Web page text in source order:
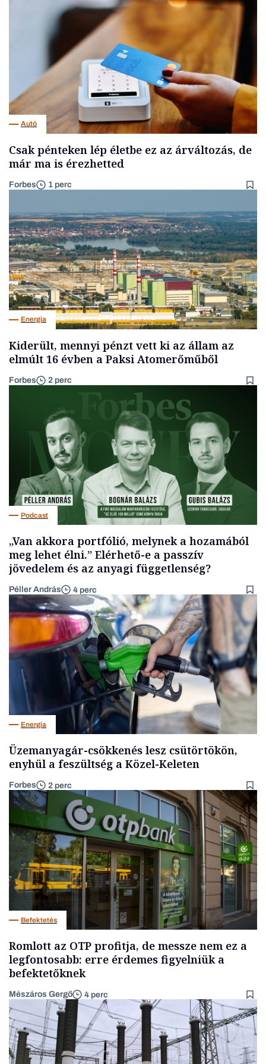
Autó
Csak pénteken lép életbe ez az árváltozás, de
már ma is érezhetted
Forbes 1 perc
Energia
Kiderült, mennyi pénzt vett ki az állam az
elmúlt 16 évben a Paksi Atomerőműből
Forbes 2 perc
Podcast
„Van akkora portfólió, melynek a hozamából
meg lehet élni.” Elérhető-e a passzív
jövedelem és az anyagi függetlenség?
Péller András 4 perc
Energia
Üzemanyagár-csökkenés lesz csütörtökön,
enyhül a feszültség a Közel-Keleten
Forbes 2 perc
Befektetés
Romlott az OTP profitja, de messze nem ez a
legfontosabb: erre érdemes figyelniük a
befektetőknek
Mészáros Gergő 4 perc